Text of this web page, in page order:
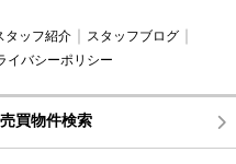
タッフ紹介
スタッフブログ
イバシーポリシー
売買物件検索